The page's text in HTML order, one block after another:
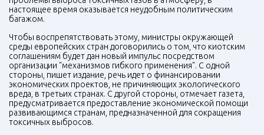
настоящее время оказывается неудобным политическим
багажом.
Чтобы воспрепятствовать этому, министры окружающей
среды европейских стран договорились о том, что киотским
соглашениям будет дан новый импульс посредством
организации "механизмов гибкого применения". С одной
стороны, пишет издание, речь идет о финансировании
экономических проектов, не причиняющих экологического
вреда, в третьих странах. С другой стороны, отмечает газета,
предусматривается предоставление экономической помощи
развивающимся странам, предназначенной для сокращения
токсичных выбросов.